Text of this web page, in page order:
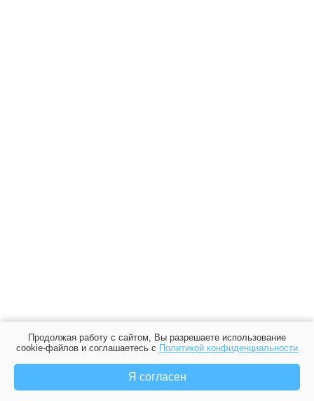
Продолжая работу с сайтом, Вы разрешаете использование
cookie-файлов и соглашаетесь с Политикой конфиденциальности
Я согласен